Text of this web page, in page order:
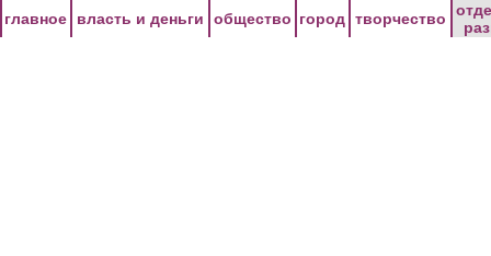
главное власть и деньги общество город творчество